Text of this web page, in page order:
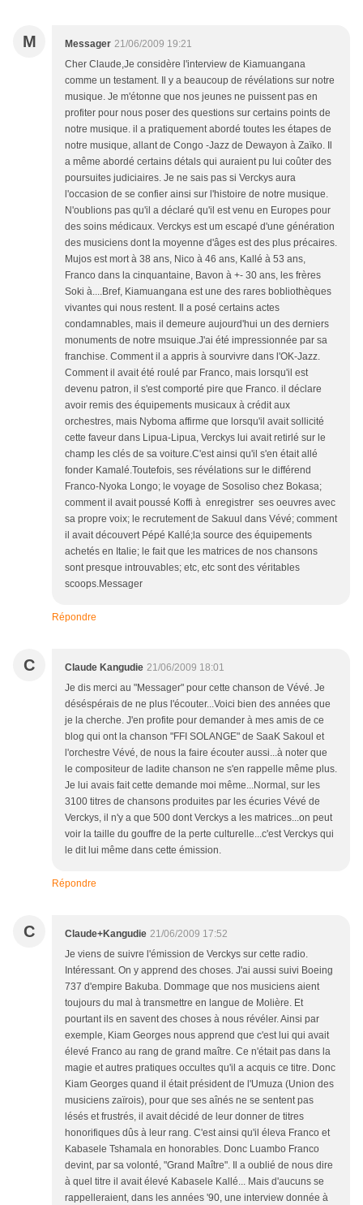
M Messager 21/06/2009 19:21
Cher Claude,Je considère l'interview de Kiamuangana
comme un testament. Il y a beaucoup de révélations sur notre
musique. Je m'étonne que nos jeunes ne puissent pas en
profiter pour nous poser des questions sur certains points de
notre musique. il a pratiquement abordé toutes les étapes de
notre musique, allant de Congo -Jazz de Dewayon à Zaïko. Il
a même abordé certains détals qui auraient pu lui coûter des
poursuites judiciaires. Je ne sais pas si Verckys aura
l'occasion de se confier ainsi sur l'histoire de notre musique.
N'oublions pas qu'il a déclaré qu'il est venu en Europes pour
des soins médicaux. Verckys est um escapé d'une génération
des musiciens dont la moyenne d'âges est des plus précaires.
Mujos est mort à 38 ans, Nico à 46 ans, Kallé à 53 ans,
Franco dans la cinquantaine, Bavon à +- 30 ans, les frères
Soki à....Bref, Kiamuangana est une des rares bobliothèques
vivantes qui nous restent. Il a posé certains actes
condamnables, mais il demeure aujourd'hui un des derniers
monuments de notre msuique.J'ai été impressionnée par sa
franchise. Comment il a appris à sourvivre dans l'OK-Jazz.
Comment il avait été roulé par Franco, mais lorsqu'il est
devenu patron, il s'est comporté pire que Franco. il déclare
avoir remis des équipements musicaux à crédit aux
orchestres, mais Nyboma affirme que lorsqu'il avait sollicité
cette faveur dans Lipua-Lipua, Verckys lui avait retirlé sur le
champ les clés de sa voiture.C'est ainsi qu'il s'en était allé
fonder Kamalé.Toutefois, ses révélations sur le différend
Franco-Nyoka Longo; le voyage de Sosoliso chez Bokasa;
comment il avait poussé Koffi à enregistrer ses oeuvres avec
sa propre voix; le recrutement de Sakuul dans Vévé; comment
il avait découvert Pépé Kallé;la source des équipements
achetés en Italie; le fait que les matrices de nos chansons
sont presque introuvables; etc, etc sont des véritables
scoops.Messager
Répondre
C Claude Kangudie 21/06/2009 18:01
Je dis merci au "Messager" pour cette chanson de Vévé. Je
déséspérais de ne plus l'écouter...Voici bien des années que
je la cherche. J'en profite pour demander à mes amis de ce
blog qui ont la chanson "FFI SOLANGE" de SaaK Sakoul et
l'orchestre Vévé, de nous la faire écouter aussi...à noter que
le compositeur de ladite chanson ne s'en rappelle même plus.
Je lui avais fait cette demande moi même...Normal, sur les
3100 titres de chansons produites par les écuries Vévé de
Verckys, il n'y a que 500 dont Verckys a les matrices...on peut
voir la taille du gouffre de la perte culturelle...c'est Verckys qui
le dit lui même dans cette émission.
Répondre
C Claude+Kangudie 21/06/2009 17:52
Je viens de suivre l'émission de Verckys sur cette radio.
Intéressant. On y apprend des choses. J'ai aussi suivi Boeing
737 d'empire Bakuba. Dommage que nos musiciens aient
toujours du mal à transmettre en langue de Molière. Et
pourtant ils en savent des choses à nous révéler. Ainsi par
exemple, Kiam Georges nous apprend que c'est lui qui avait
élevé Franco au rang de grand maître. Ce n'était pas dans la
magie et autres pratiques occultes qu'il a acquis ce titre. Donc
Kiam Georges quand il était président de l'Umuza (Union des
musiciens zaïrois), pour que ses aînés ne se sentent pas
lésés et frustrés, il avait décidé de leur donner de titres
honorifiques dûs à leur rang. C'est ainsi qu'il éleva Franco et
Kabasele Tshamala en honorables. Donc Luambo Franco
devint, par sa volonté, "Grand Maître". Il a oublié de nous dire
à quel titre il avait élevé Kabasele Kallé... Mais d'aucuns se
rappelleraient, dans les années '90, une interview donnée à